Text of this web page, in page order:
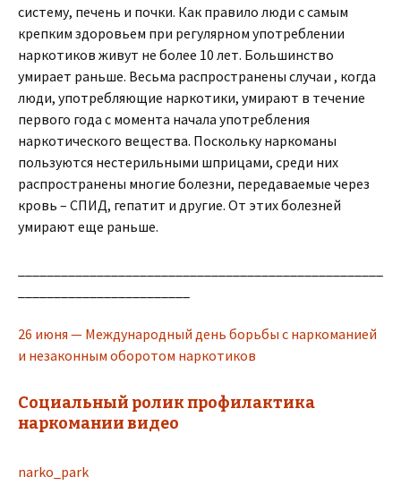
систему, печень и почки. Как правило люди с самым
крепким здоровьем при регулярном употреблении
наркотиков живут не более 10 лет. Большинство
умирает раньше. Весьма распространены случаи , когда
люди, употребляющие наркотики, умирают в течение
первого года с момента начала употребления
наркотического вещества. Поскольку наркоманы
пользуются нестерильными шприцами, среди них
распространены многие болезни, передаваемые через
кровь – СПИД, гепатит и другие. От этих болезней
умирают еще раньше.
26 июня — Международный день борьбы с наркоманией
и незаконным оборотом наркотиков
Социальный ролик профилактика
наркомании видео
narko_park